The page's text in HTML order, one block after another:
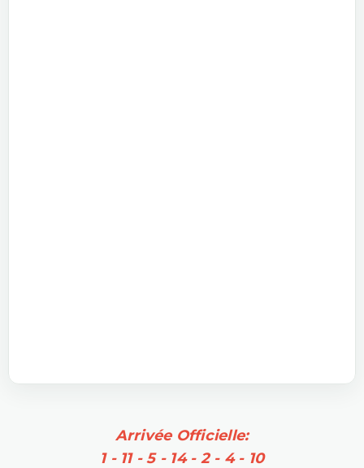
Arrivée Officielle:
1 - 11 - 5 - 14 - 2 - 4 - 10